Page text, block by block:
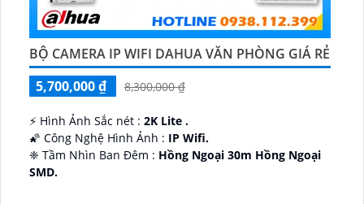
BỘ CAMERA IP WIFI DAHUA VĂN PHÒNG GIÁ RẺ
5,700,000 ₫
8,300,000 ₫
️⚡ Hình Ảnh Sắc nét : 2K Lite .
🌠 Công Nghệ Hình Ảnh : IP Wifi.
❈ Tầm Nhìn Ban Đêm : Hồng Ngoại 30m Hồng Ngoại
SMD.